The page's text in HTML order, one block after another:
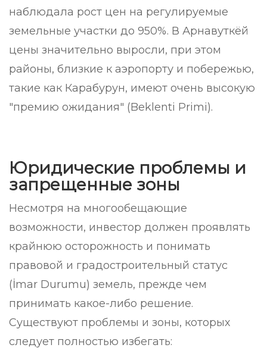
наблюдала рост цен на регулируемые
земельные участки до 950%. В Арнавуткёй
цены значительно выросли, при этом
районы, близкие к аэропорту и побережью,
такие как Карабурун, имеют очень высокую
"премию ожидания" (Beklenti Primi).
Юридические проблемы и
запрещенные зоны
Несмотря на многообещающие
возможности, инвестор должен проявлять
крайнюю осторожность и понимать
правовой и градостроительный статус
(İmar Durumu) земель, прежде чем
принимать какое-либо решение.
Существуют проблемы и зоны, которых
следует полностью избегать: